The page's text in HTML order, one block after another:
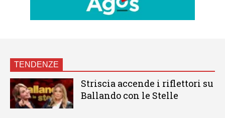
TENDENZE
Striscia accende i riflettori su
Ballando con le Stelle